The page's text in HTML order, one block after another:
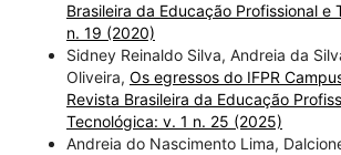
Brasileira da Educação Profissional e
n. 19 (2020)
Sidney Reinaldo Silva, Andreia da
Oliveira, Os egressos do IFPR
Revista Brasileira da Educação
Tecnológica: v. 1 n. 25 (2025)
Andreia do Nascimento Lima,